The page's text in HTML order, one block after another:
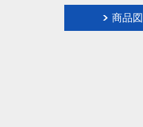
商品図